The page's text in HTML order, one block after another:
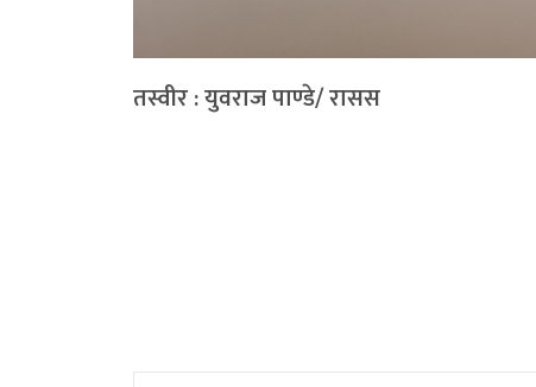
तस्वीर : युवराज पाण्डे/ रासस